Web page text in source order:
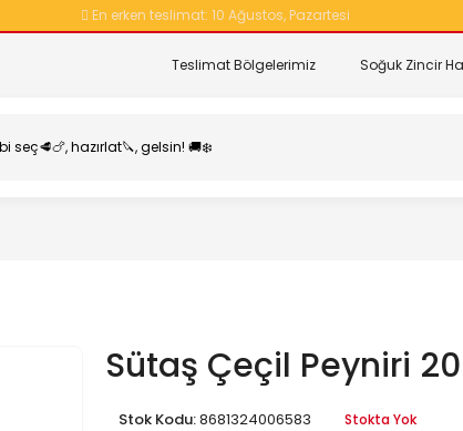
En erken teslimat: 10 Ağustos, Pazartesi
Teslimat Bölgelerimiz Soğuk Zincir
Sütaş Çeçil Peyniri
Stok Kodu:8681324006583 Stokta Yok